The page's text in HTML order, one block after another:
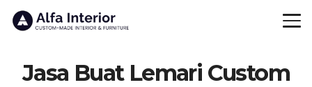
Jasa Buat Lemari Custom